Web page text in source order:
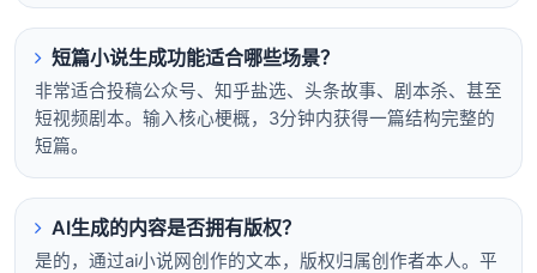
短篇小说生成功能适合哪些场景？
非常适合投稿公众号、知乎盐选、头条故事、剧本杀、甚至
短视频剧本。输入核心梗概，3分钟内获得一篇结构完整的
短篇。
AI生成的内容是否拥有版权？
是的，通过ai小说网创作的文本，版权归属创作者本人。平